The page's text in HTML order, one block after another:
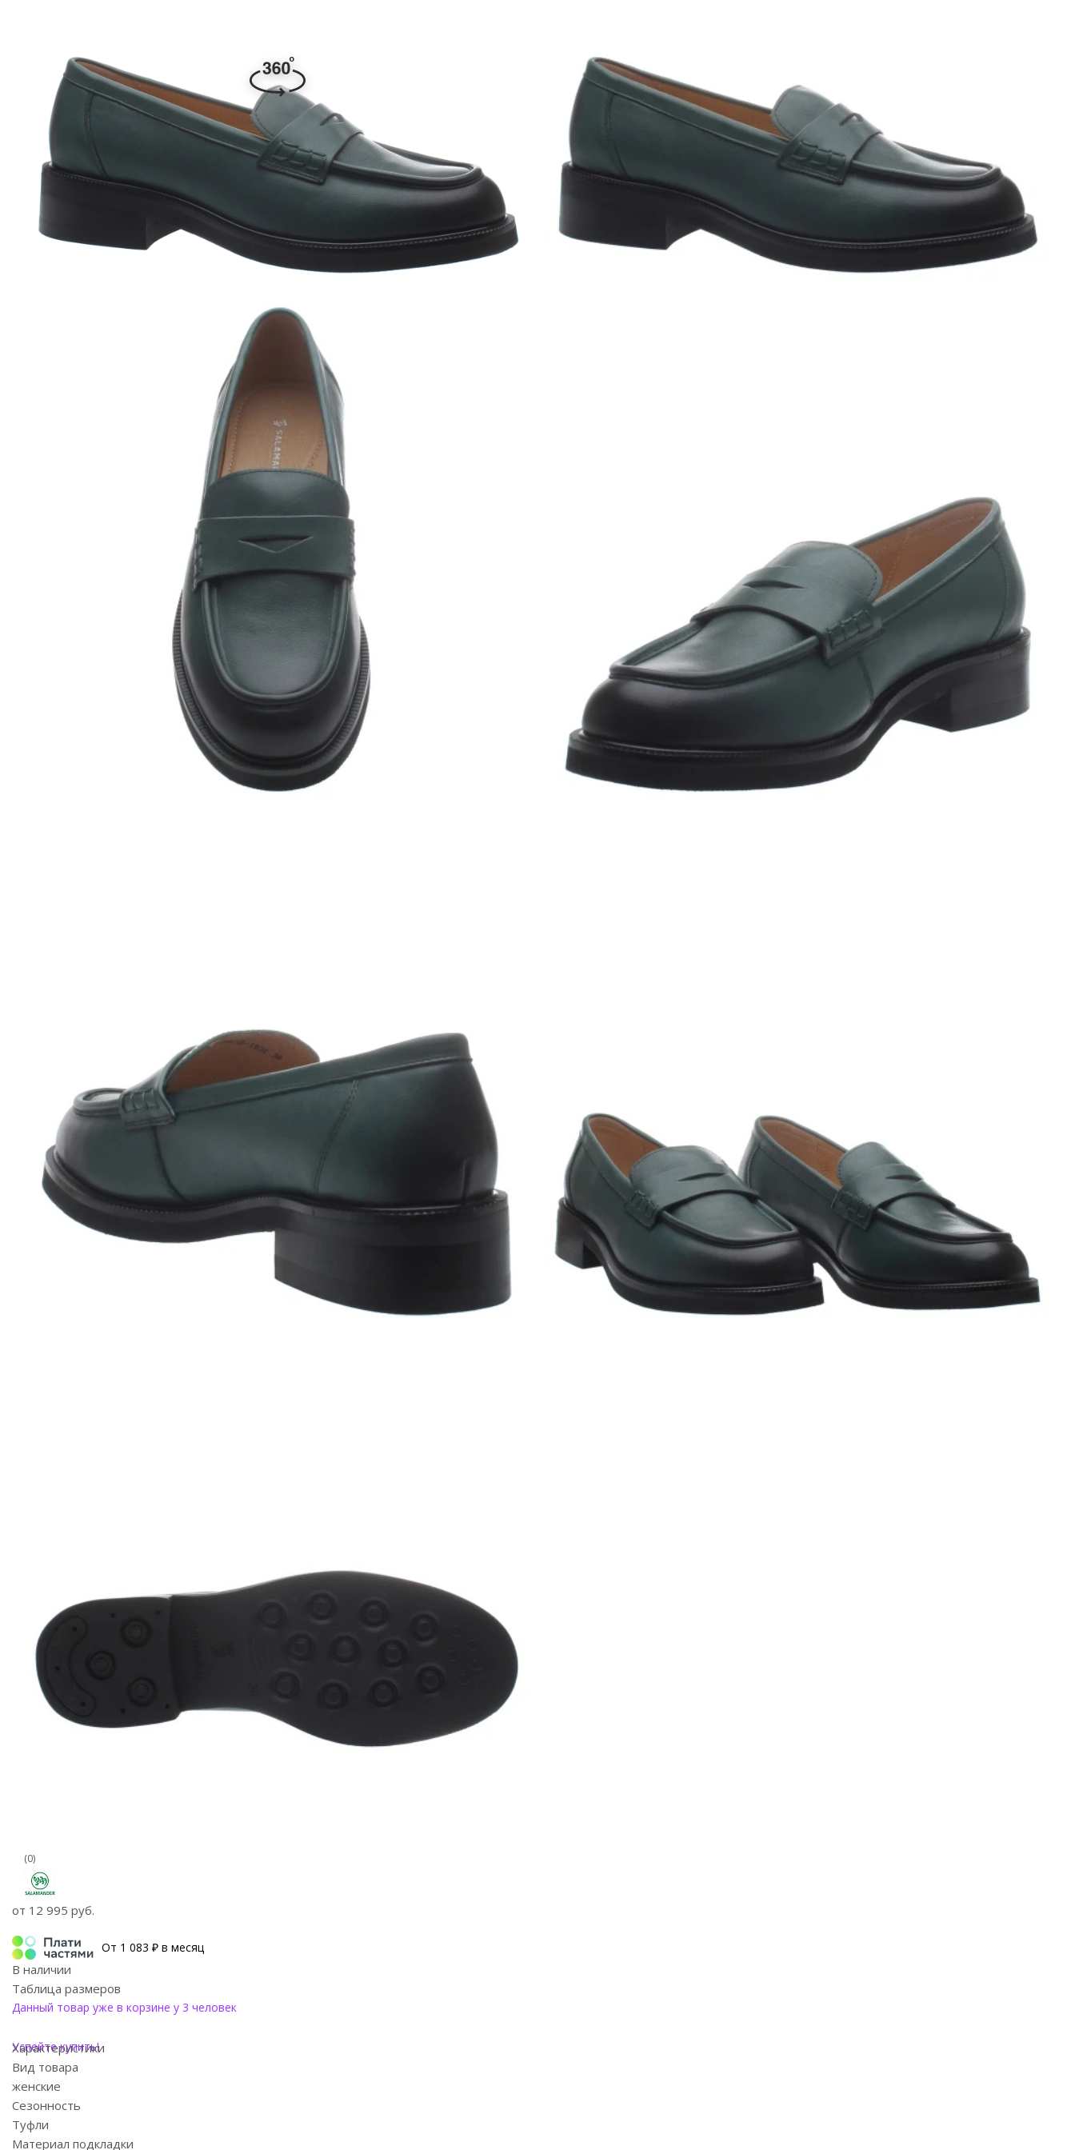
(0)
от 12 995 руб.
От 1 083 ₽ в месяц
В наличии
Таблица размеров
Данный товар уже в корзине у 3 человек
Успейте купить!
Характеристики
Вид товара
женские
Сезонность
Туфли
Материал подкладки